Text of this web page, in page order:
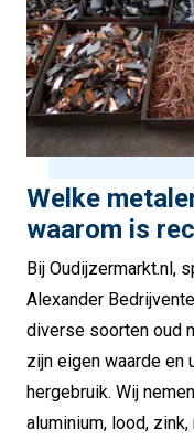
Welke
waarom is
Bij Oudijzermarkt.nl,
Alexander
diverse soorten oud
zijn eigen waarde en
hergebruik. Wij
aluminium, lood,